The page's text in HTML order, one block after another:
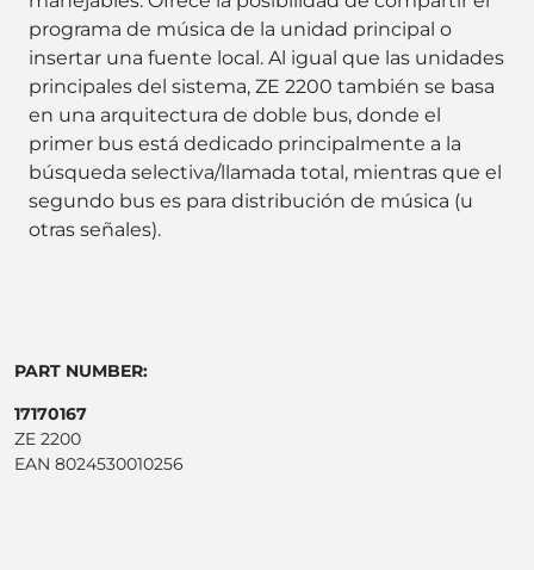
programa de música de la unidad principal o
insertar una fuente local. Al igual que las unidades
principales del sistema, ZE 2200 también se basa
en una arquitectura de doble bus, donde el
primer bus está dedicado principalmente a la
búsqueda selectiva/llamada total, mientras que el
segundo bus es para distribución de música (u
otras señales).
PART NUMBER:
17170167
ZE 2200
EAN 8024530010256